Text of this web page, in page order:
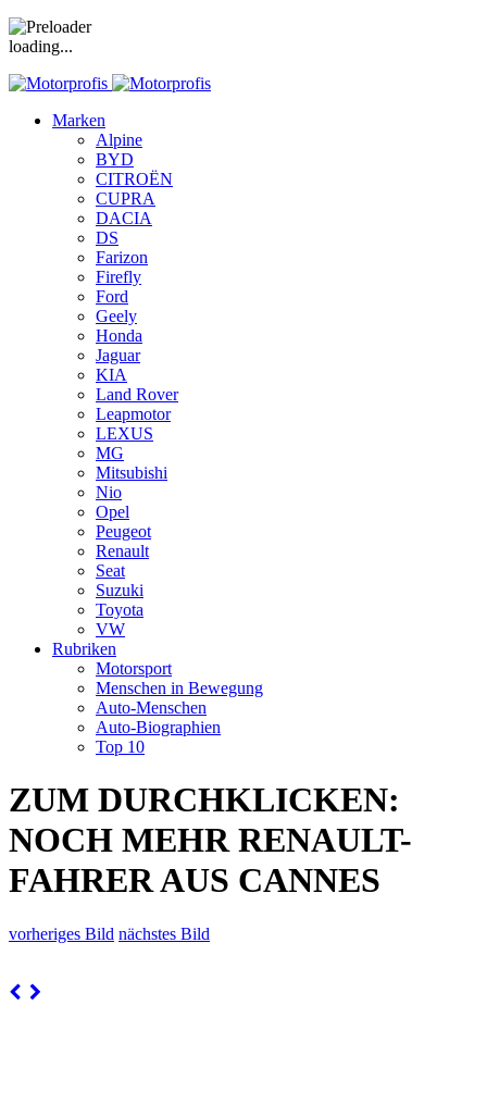
loading...
Marken
Alpine
BYD
CITROËN
CUPRA
DACIA
DS
Farizon
Firefly
Ford
Geely
Honda
Jaguar
KIA
Land Rover
Leapmotor
LEXUS
MG
Mitsubishi
Nio
Opel
Peugeot
Renault
Seat
Suzuki
Toyota
VW
Rubriken
Motorsport
Menschen in Bewegung
Auto-Menschen
Auto-Biographien
Top 10
ZUM DURCHKLICKEN:
NOCH MEHR RENAULT-
FAHRER AUS CANNES
vorheriges Bild nächstes Bild